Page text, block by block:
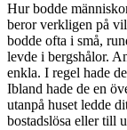
Hur bodde
beror verkligen på
bodde ofta i små,
levde i bergshålor.
enkla. I regel hade
Ibland hade de en
utanpå huset ledde
bostadslösa eller till